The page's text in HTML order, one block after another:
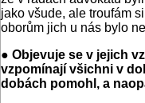
jako všude, ale troufám
oborům jich u nás bylo
● Objevuje se v jejich
vzpomínají všichni v
dobách pomohl, a